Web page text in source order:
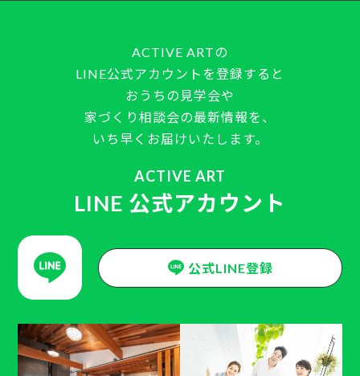
ACTIVE ARTの
LINE公式アカウントを登録すると
おうちの見学会や
家づくり相談会の最新情報を、
いち早くお届けいたします。
ACTIVE ART
LINE 公式アカウント
公式LINE登録